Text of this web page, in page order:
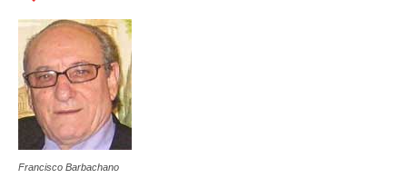
Francisco Barbachano